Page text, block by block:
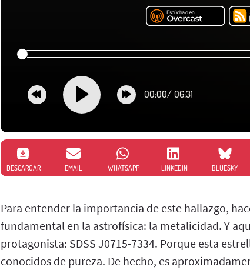
00:00/ 06:31
DESCARGAR EMAIL WHATSAPP LINKEDIN BLUESKY
Para entender la importancia de este hallazgo,
fundamental en la astrofísica: la metalicidad. Y
protagonista: SDSS J0715-7334. Porque esta
conocidos de pureza. De hecho, es